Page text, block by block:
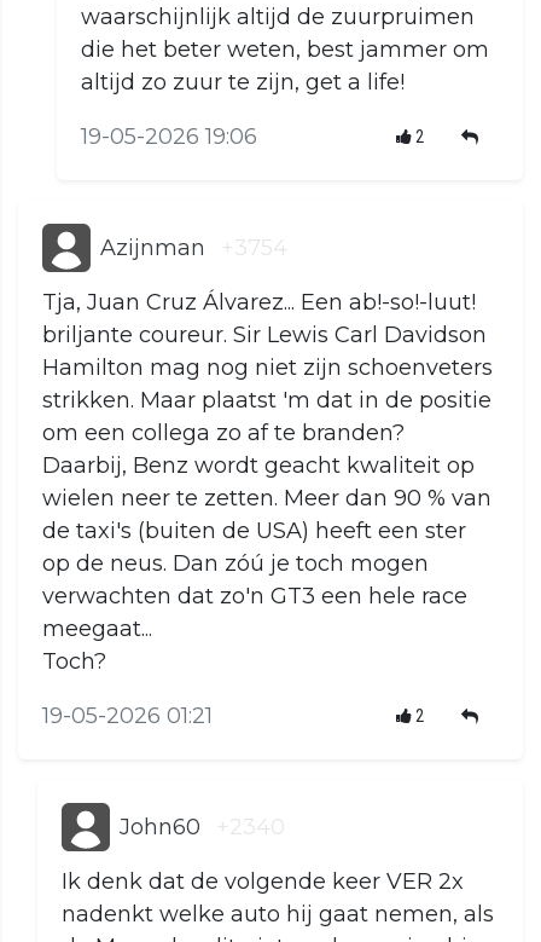
waarschijnlijk altijd de zuurpruimen
die het beter weten, best jammer om
altijd zo zuur te zijn, get a life!
19-05-2026 19:06 2
Azijnman +3754
Tja, Juan Cruz Álvarez... Een ab!-so!-luut!
briljante coureur. Sir Lewis Carl Davidson
Hamilton mag nog niet zijn schoenveters
strikken. Maar plaatst 'm dat in de positie
om een collega zo af te branden?
Daarbij, Benz wordt geacht kwaliteit op
wielen neer te zetten. Meer dan 90 % van
de taxi's (buiten de USA) heeft een ster
op de neus. Dan zóú je toch mogen
verwachten dat zo'n GT3 een hele race
meegaat...
Toch?
19-05-2026 01:21 2
John60 +2340
Ik denk dat de volgende keer VER 2x
nadenkt welke auto hij gaat nemen, als